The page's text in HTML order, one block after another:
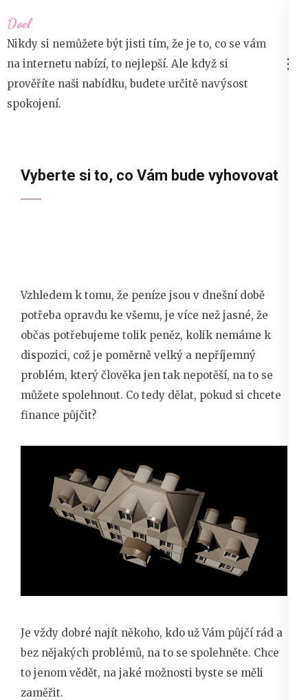
na
obsah
(stiskněte
Enter)
Doel
Nikdy si nemůžete být jisti tím, že je to, co se vám
na internetu nabízí, to nejlepší. Ale když si
prověříte naši nabídku, budete určitě navýsost
spokojení.
Vyberte si to, co Vám bude vyhovovat
Vzhledem k tomu, že peníze jsou v dnešní době
potřeba opravdu ke všemu, je více než jasné, že
občas potřebujeme tolik peněz, kolik nemáme k
dispozici, což je poměrně velký a nepříjemný
problém, který člověka jen tak nepotěší, na to se
můžete spolehnout. Co tedy dělat, pokud si chcete
finance půjčit?
Je vždy dobré najít někoho, kdo už Vám půjčí rád a
bez nějakých problémů, na to se spolehněte. Chce
to jenom vědět, na jaké možnosti byste se měli
zaměřit.